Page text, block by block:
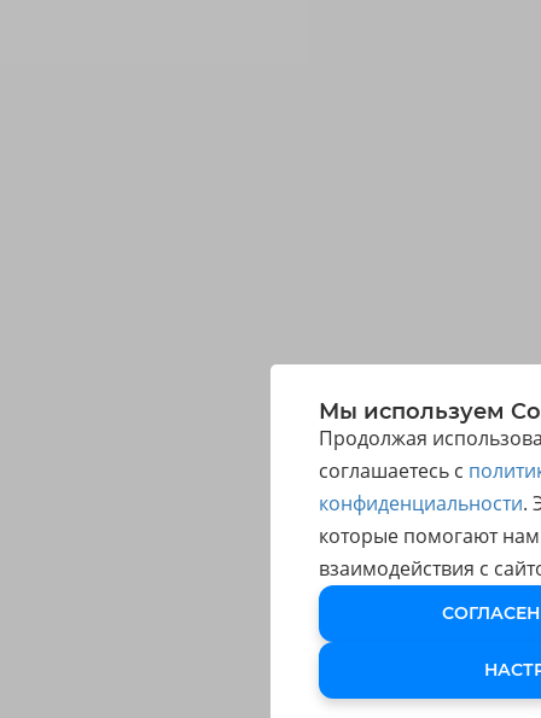
Мы используем
Продолжая
соглашаетесь с
конфиденциальности.
которые помогают
взаимодействия с